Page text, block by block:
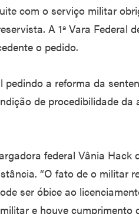
com o serviço militar
A 1ª Vara Federal
o pedido.
a reforma da
de procedibilidade da
federal Vânia Hack
“O fato de o militar
ser óbice ao
e houve cumprimento